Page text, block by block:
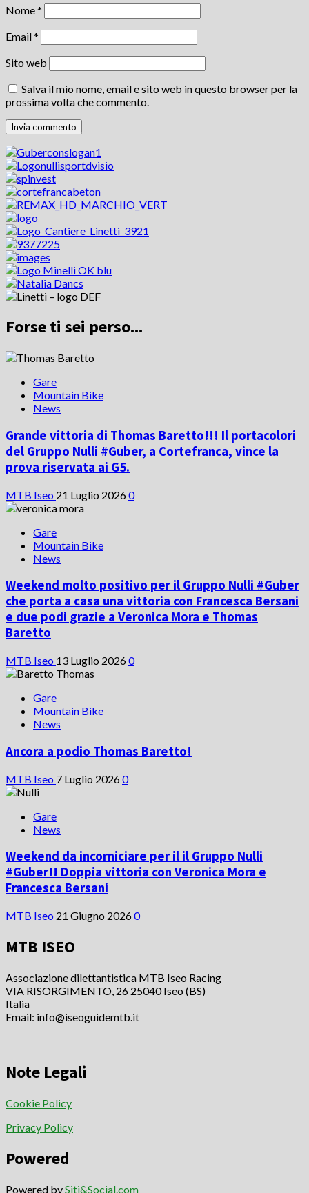
Nome*
Email*
Sito web
Salva il mio nome, email e sito web in questo browser per la
prossima volta che commento.
Forse ti sei perso...
Gare
Mountain Bike
News
Grande vittoria di Thomas Baretto!!! Il portacolori
del Gruppo Nulli #Guber, a Cortefranca, vince la
prova riservata ai G5.
MTB Iseo 21 Luglio 20260
Gare
Mountain Bike
News
Weekend molto positivo per il Gruppo Nulli #Guber
che porta a casa una vittoria con Francesca Bersani
e due podi grazie a Veronica Mora e Thomas
Baretto
MTB Iseo 13 Luglio 20260
Gare
Mountain Bike
News
Ancora a podio Thomas Baretto!
MTB Iseo 7 Luglio 20260
Gare
News
Weekend da incorniciare per il il Gruppo Nulli
#Guber!! Doppia vittoria con Veronica Mora e
Francesca Bersani
MTB Iseo 21 Giugno 20260
MTB ISEO
Associazione dilettantistica MTB Iseo Racing
VIA RISORGIMENTO, 26 25040 Iseo (BS)
Italia
Email: info@iseoguidemtb.it
Note Legali
Cookie Policy
Privacy Policy
Powered
Powered bySiti&Social.com